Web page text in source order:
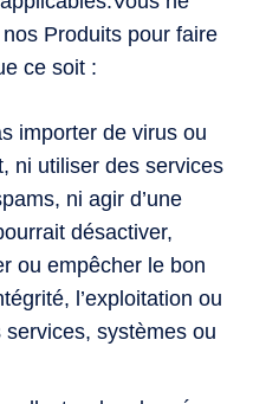
Produits pour faire
ce soit :
importer de virus ou
ni utiliser des services
ni agir d’une
désactiver,
ou empêcher le bon
l’exploitation ou
services, systèmes ou